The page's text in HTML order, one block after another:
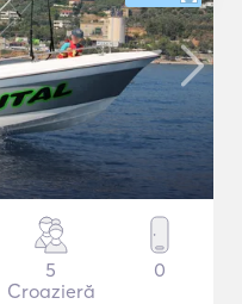
5
Croazieră
0